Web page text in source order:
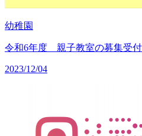
幼稚園
令和6年度 親子教室の募集受付
2023/12/04